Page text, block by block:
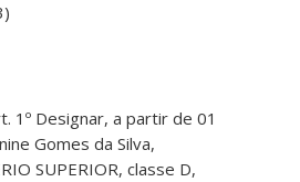
1º Designar, a partir de 01
Gomes da Silva,
SUPERIOR, classe D,